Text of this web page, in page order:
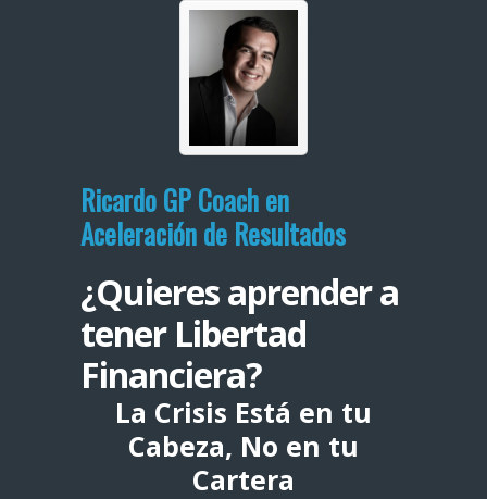
Ricardo GP Coach en
Aceleración de Resultados
¿Quieres aprender a
tener Libertad
Financiera?
La Crisis Está en tu
Cabeza, No en tu
Cartera